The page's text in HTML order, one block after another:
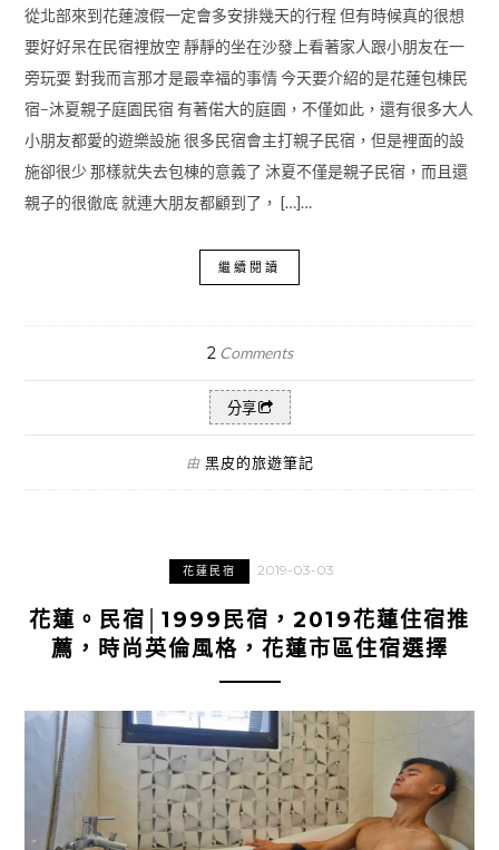
從北部來到花蓮渡假一定會多安排幾天的行程 但有時候真的很想
要好好呆在民宿裡放空 靜靜的坐在沙發上看著家人跟小朋友在一
旁玩耍 對我而言那才是最幸福的事情 今天要介紹的是花蓮包棟民
宿–沐夏親子庭園民宿 有著偌大的庭園，不僅如此，還有很多大人
小朋友都愛的遊樂設施 很多民宿會主打親子民宿，但是裡面的設
施卻很少 那樣就失去包棟的意義了 沐夏不僅是親子民宿，而且還
親子的很徹底 就連大朋友都顧到了， […]…
繼續閱讀
2 Comments
分享
由 黑皮的旅遊筆記
花蓮民宿 2019-03-03
花蓮。民宿│1999民宿，2019花蓮住宿推
薦，時尚英倫風格，花蓮市區住宿選擇